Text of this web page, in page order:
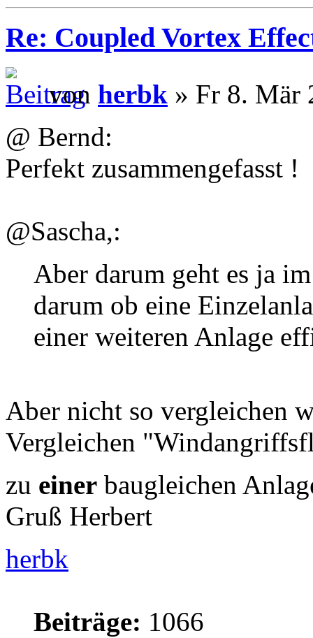
Re: Coupled Vortex
von herbk » Fr 8. Mär
@ Bernd:
Perfekt zusammengefasst !
@Sascha,:
Aber darum geht es ja
darum ob eine
einer weiteren Anlage
Aber nicht so vergleichen
Vergleichen
zu einer baugleichen
Gruß Herbert
herbk
Beiträge: 1066